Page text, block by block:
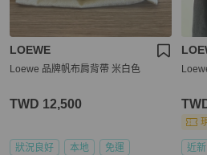
LOEWE
Loewe 品牌帆布肩背帶 米白色
TWD 12,500
狀況良好 本地 免運 近